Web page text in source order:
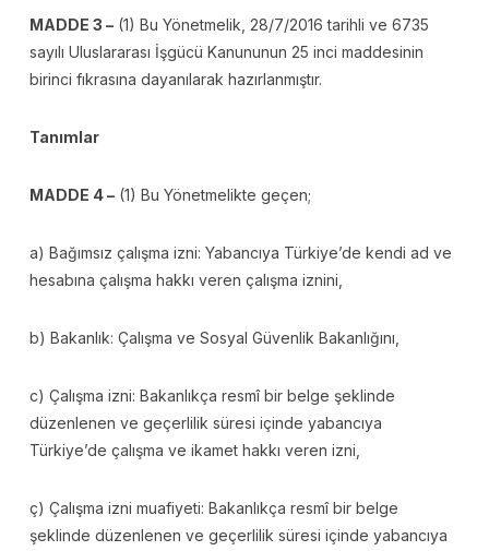
MADDE 3 –(1) Bu Yönetmelik, 28/7/2016 tarihli ve 6735
sayılı Uluslararası İşgücü Kanununun 25 inci maddesinin
birinci fıkrasına dayanılarak hazırlanmıştır.
Tanımlar
MADDE 4 –(1) Bu Yönetmelikte geçen;
a) Bağımsız çalışma izni: Yabancıya Türkiye’de kendi ad ve
hesabına çalışma hakkı veren çalışma iznini,
b) Bakanlık: Çalışma ve Sosyal Güvenlik Bakanlığını,
c) Çalışma izni: Bakanlıkça resmî bir belge şeklinde
düzenlenen ve geçerlilik süresi içinde yabancıya
Türkiye’de çalışma ve ikamet hakkı veren izni,
ç) Çalışma izni muafiyeti: Bakanlıkça resmî bir belge
şeklinde düzenlenen ve geçerlilik süresi içinde yabancıya